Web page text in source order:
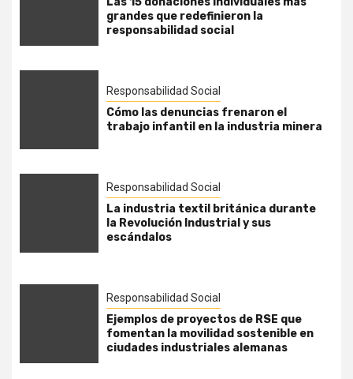
grandes que redefinieron la
responsabilidad social
Responsabilidad Social
Cómo las denuncias frenaron el
trabajo infantil en la industria minera
Responsabilidad Social
La industria textil británica durante
la Revolución Industrial y sus
escándalos
Responsabilidad Social
Ejemplos de proyectos de RSE que
fomentan la movilidad sostenible en
ciudades industriales alemanas